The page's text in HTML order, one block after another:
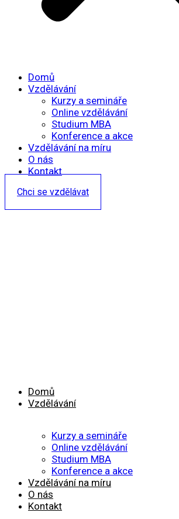
Domů
Vzdělávání
Kurzy a semináře
Online vzdělávání
Studium MBA
Konference a akce
Vzdělávání na míru
O nás
Kontakt
Chci se vzdělávat
Domů
Vzdělávání
Kurzy a semináře
Online vzdělávání
Studium MBA
Konference a akce
Vzdělávání na míru
O nás
Kontakt